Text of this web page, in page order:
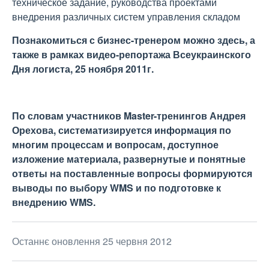
внедрения различных систем управления складом
Познакомиться с бизнес-тренером можно здесь, а
также в рамках видео-репортажа Всеукраинского
Дня логиста, 25 ноября 2011г.
По словам участников Master-тренингов Андрея
Орехова, систематизируется информация по
многим процессам и вопросам, доступное
изложение материала, развернутые и понятные
ответы на поставленные вопросы формируются
выводы по выборуWMS и по подготовке к
внедрению WMS.
Останнє оновлення 25 червня 2012